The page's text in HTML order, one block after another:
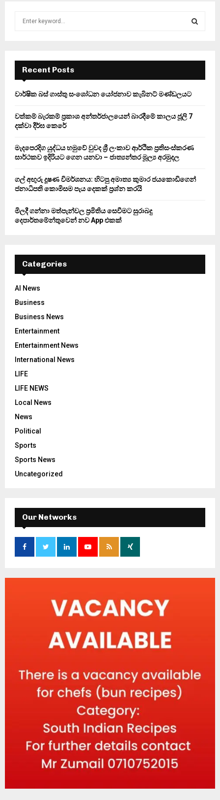
f
r
E
A
Recent Posts
වාර්ෂික බස් ගාස්තු සංශෝධන යෝජනාව කැබිනට් මණ්ඩලයට
වත්කම් බැරකම් ප්‍රකාශ අන්තර්ජාලයෙන් බාරදීමේ කාලය ජූලි 7
දක්වා දීර්ඝ කෙරේ
මැදපෙරදිග යුද්ධය හමුවේ වුවද ශ්‍රී ලංකාව ආර්ථික ප්‍රතිසංස්කරණ
සාර්ථකව ඉදිරියට ගෙන යනවා – ජාත්‍යන්තර මූල්‍ය අරමුදල
ගල් අඟුරු දූෂණ විමර්ශනය: හිටපු අමාත්‍ය කුමාර ජයකොඩිගෙන්
ජනාධිපති කොමිසම පැය දෙකක් ප්‍රශ්න කරයි
මිලදී ගන්නා මත්පැන්වල ප්‍රමිතිය සෙවීමට සුරාබදු
දෙපාර්තමේන්තුවෙන් නව App එකක්
Categories
AI News
Business
Business News
Entertainment
Entertainment News
International News
LIFE
LIFE NEWS
Local News
News
Political
Sports
Sports News
Uncategorized
Our Networks